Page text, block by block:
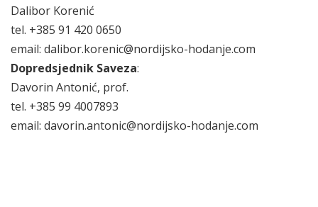
Dalibor Korenić
tel. +385 91 420 0650
email: dalibor.korenic@nordijsko-hodanje.com
Dopredsjednik Saveza:
Davorin Antonić, prof.
tel. +385 99 4007893
email: davorin.antonic@nordijsko-hodanje.com